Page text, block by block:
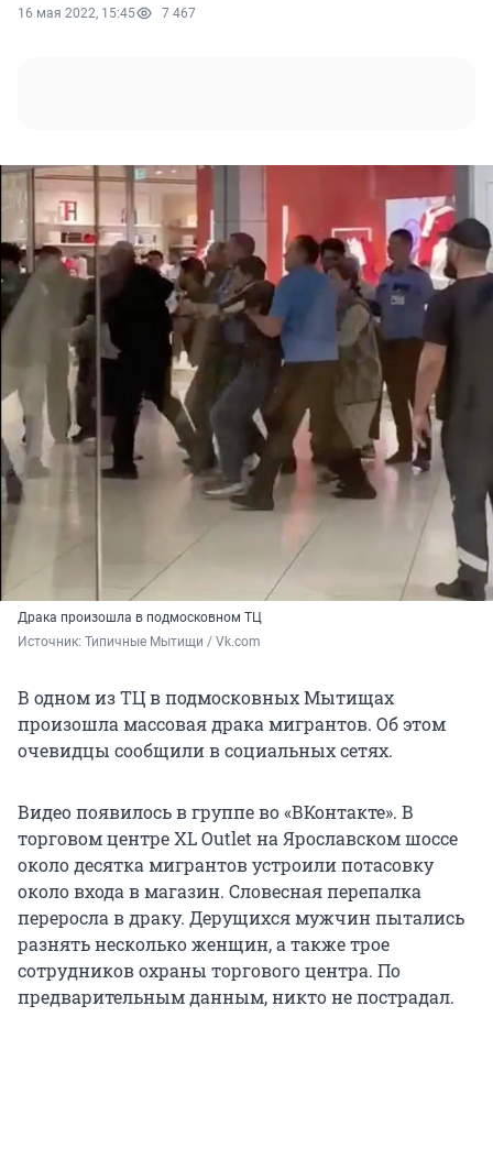
16 мая 2022, 15:45 7 467
Драка произошла в подмосковном ТЦ
Источник: Типичные Мытищи / Vk.com
В одном из ТЦ в подмосковных Мытищах
произошла массовая драка мигрантов. Об этом
очевидцы сообщили в социальных сетях.
Видео появилось в группе во «ВКонтакте». В
торговом центре XL Outlet на Ярославском шоссе
около десятка мигрантов устроили потасовку
около входа в магазин. Словесная перепалка
переросла в драку. Дерущихся мужчин пытались
разнять несколько женщин, а также трое
сотрудников охраны торгового центра. По
предварительным данным, никто не пострадал.